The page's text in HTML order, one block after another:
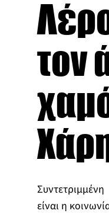
τον
Συντετριμμένη
είναι η